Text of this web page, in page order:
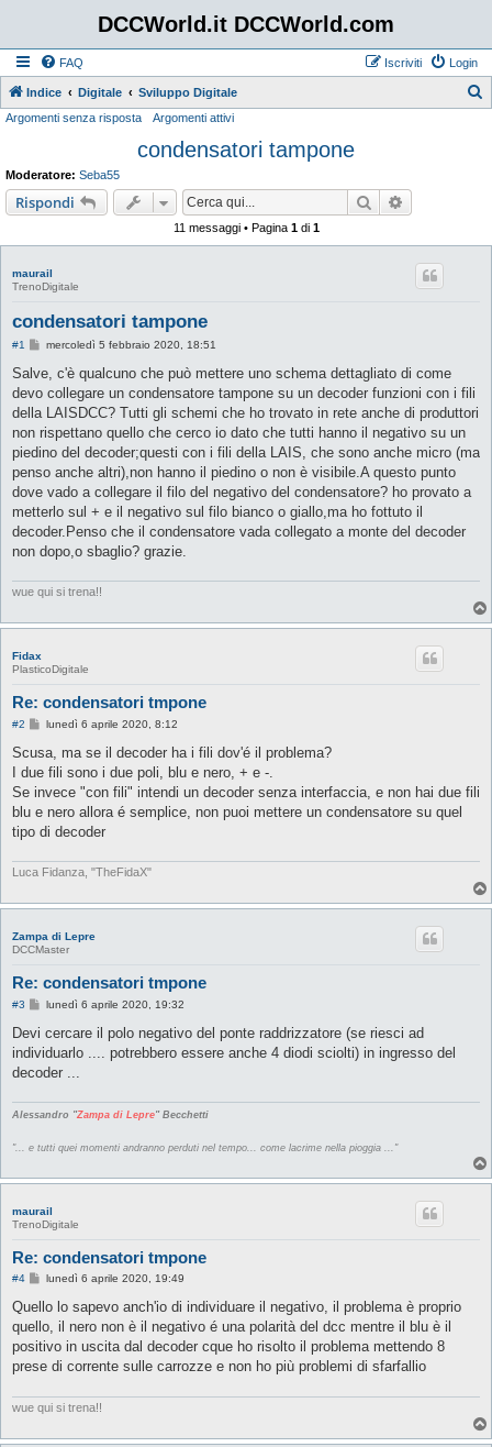
DCCWorld.it DCCWorld.com
FAQ Login
Iscriviti
Indice Digitale Sviluppo Digitale
Argomenti senza risposta Argomenti attivi
condensatori tampone
Moderatore: Seba55
Rispondi Cerca
11 messaggi • Pagina 1di 1
maurail
TrenoDigitale
condensatori tampone
#1
M
s
a
g
i
o
mercoledì 5 febbraio 2020, 18:51
Salve, c'è qualcuno che può mettere uno schema dettagliato di come
devo collegare un condensatore tampone su un decoder funzioni con i fili
della LAISDCC? Tutti gli schemi che ho trovato in rete anche di produttori
non rispettano quello che cerco io dato che tutti hanno il negativo su un
piedino del decoder;questi con i fili della LAIS, che sono anche micro (ma
penso anche altri),non hanno il piedino o non è visibile.A questo punto
dove vado a collegare il filo del negativo del condensatore? ho provato a
metterlo sul + e il negativo sul filo bianco o giallo,ma ho fottuto il
decoder.Penso che il condensatore vada collegato a monte del decoder
non dopo,o sbaglio? grazie.
wue qui si trena!!
Fidax
PlasticoDigitale
Re: condensatori tmpone
#2
M
s
a
g
i
o
lunedì 6 aprile 2020, 8:12
Scusa, ma se il decoder ha i fili dov'é il problema?
I due fili sono i due poli, blu e nero, + e -.
Se invece "con fili" intendi un decoder senza interfaccia, e non hai due fili
blu e nero allora é semplice, non puoi mettere un condensatore su quel
tipo di decoder
Luca Fidanza, "TheFidaX"
Zampa di Lepre
DCCMaster
Re: condensatori tmpone
#3
M
s
a
g
lunedì 6 aprile 2020, 19:32
Devi cercare il polo negativo del ponte raddrizzatore (se riesci ad
individuarlo .... potrebbero essere anche 4 diodi sciolti) in ingresso del
decoder ...
Alessandro "Zampa di Lepre" Becchetti
"... e tutti quei momenti andranno perduti nel tempo... come lacrime nella pioggia ..."
maurail
TrenoDigitale
Re: condensatori tmpone
#4
M
s
a
g
i
lunedì 6 aprile 2020, 19:49
Quello lo sapevo anch'io di individuare il negativo, il problema è proprio
quello, il nero non è il negativo é una polarità del dcc mentre il blu è il
positivo in uscita dal decoder cque ho risolto il problema mettendo 8
prese di corrente sulle carrozze e non ho più problemi di sfarfallio
wue qui si trena!!